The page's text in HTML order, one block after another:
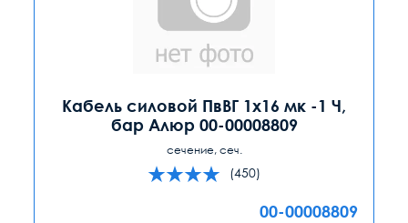
Кабель силовой ПвВГ 1х16 мк -1 Ч,
бар Алюр 00-00008809
сечение, сеч.
(450)
00-00008809